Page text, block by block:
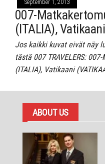
September 1, 2013
007-
(ITALIA),
Jos kaikki kuvat eivät näy
tästä 007 TRAVELERS:
(ITALIA), Vatikaani
ABOUT US